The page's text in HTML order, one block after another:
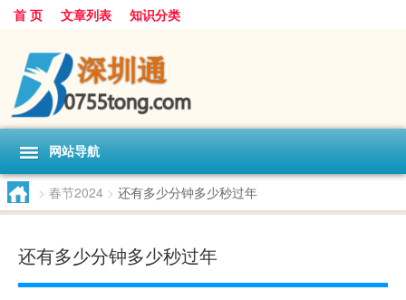
首 页 文章列表 知识分类
网站导航
> 春节2024 > 还有多少分钟多少秒过年
还有多少分钟多少秒过年